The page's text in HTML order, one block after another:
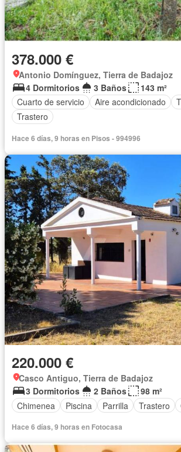
378.000 €
Antonio Domínguez, Tierra de Badajoz
4 Dormitorios
3 Baños
143 m²
Cuarto de servicio
Aire acondicionado
Trastero
Hace 6 días, 9 horas en Pisos - 994996
220.000 €
Casco Antiguo, Tierra de Badajoz
3 Dormitorios
2 Baños
98 m²
Chimenea
Piscina Parrilla Trastero
Hace 6 días, 9 horas en Fotocasa